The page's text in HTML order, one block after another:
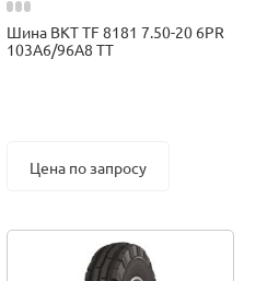
Шина BKT TF 8181 7.50-20 6PR
103A6/96A8 TT
Цена по запросу